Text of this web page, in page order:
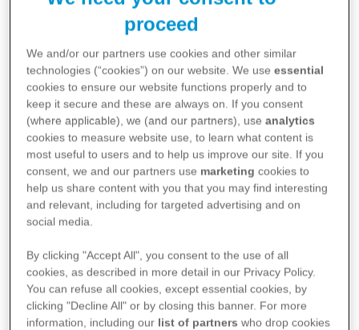
répondre à vos questions.
Etape 2 : quel type de cancer vous intéresse ?
Je suis un patient
proceed
We and/or our partners use cookies and other similar
technologies (“cookies”) on our website. We useessential
cookies to ensure our website functions properly and to
keep it secure and these are always on. If you consent
(where applicable), we (and our partners), useanalytics
cookies to measure website use, to learn what content is
most useful to users and to help us improve our site. If you
consent, we and our partners use marketing cookies to
help us share content with you that you may find interesting
and relevant, including for targeted advertising and on
social media.
By clicking "Accept All", you consent to the use of all
cookies, as described in more detail in our Privacy Policy.
You can refuse all cookies, except essential cookies, by
clicking "Decline All" or by closing this banner. For more
information, including our list of partners who drop cookies